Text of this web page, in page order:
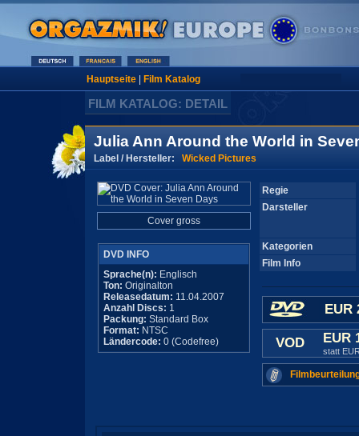
Hauptseite| Film Katalog
FILM KATALOG: DETAIL
Julia Ann Around the World in
Label / Hersteller: Wicked Pictures
Cover gross
DVD INFO
Sprache(n): Englisch
Ton: Originalton
Releasedatum: 11.04.2007
Anzahl Discs: 1
Packung: Standard Box
Format: NTSC
Ländercode: 0 (Codefree)
Regie
Darsteller
Kategorien
Film Info
EUR
VOD EUR
statt